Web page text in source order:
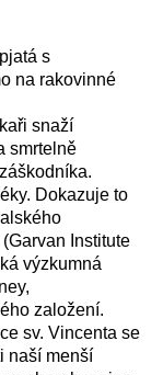
s
na rakovinné
snaží
smrtelně
Dokazuje to
Institute
výzkumná
založení.
sv. Vincenta se
naší menší